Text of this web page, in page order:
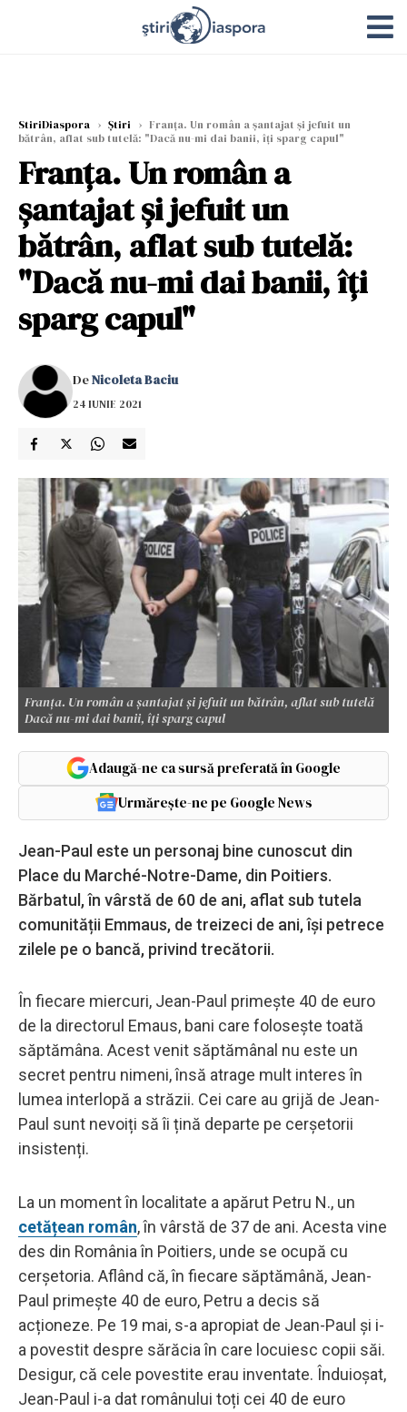
StiriDiaspora › Știri › Franța. Un român a șantajat și jefuit un
bătrân, aflat sub tutelă: "Dacă nu-mi dai banii, îți sparg capul"
Franța. Un român a
șantajat și jefuit un
bătrân, aflat sub tutelă:
"Dacă nu-mi dai banii, îți
sparg capul"
DeNicoleta Baciu
24 IUNIE 2021
Franța. Un român a șantajat și jefuit un bătrân, aflat sub tutelă
Dacă nu-mi dai banii, îți sparg capul
Adaugă-ne ca sursă preferată în Google
Urmărește-ne pe Google News
Jean-Paul este un personaj bine cunoscut din
Place du Marché-Notre-Dame, din Poitiers.
Bărbatul, în vârstă de 60 de ani, aflat sub tutela
comunității Emmaus, de treizeci de ani, își petrece
zilele pe o bancă, privind trecătorii.
În fiecare miercuri, Jean-Paul primește 40 de euro
de la directorul Emaus, bani care folosește toată
săptămâna. Acest venit săptămânal nu este un
secret pentru nimeni, însă atrage mult interes în
lumea interlopă a străzii. Cei care au grijă de Jean-
Paul sunt nevoiți să îi țină departe pe cerșetorii
insistenți.
La un moment în localitate a apărut Petru N., un
cetățean român, în vârstă de 37 de ani. Acesta vine
des din România în Poitiers, unde se ocupă cu
cerșetoria. Aflând că, în fiecare săptămână, Jean-
Paul primește 40 de euro, Petru a decis să
acționeze. Pe 19 mai, s-a apropiat de Jean-Paul și i-
a povestit despre sărăcia în care locuiesc copii săi.
Desigur, că cele povestite erau inventate. Înduioșat,
Jean-Paul i-a dat românului toți cei 40 de euro